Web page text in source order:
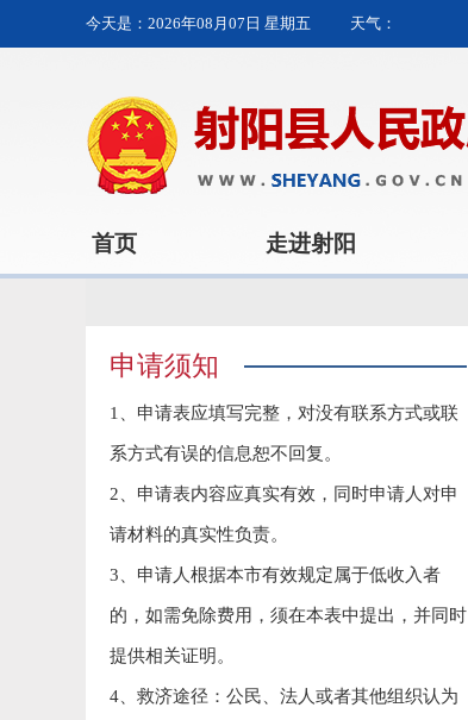
今天是： 2026年08月07日 星期五 天气：
首页 走进射阳
申请须知
1、申请表应填写完整，对没有联系方式或联
系方式有误的信息恕不回复。
2、申请表内容应真实有效，同时申请人对申
请材料的真实性负责。
3、申请人根据本市有效规定属于低收入者
的，如需免除费用，须在本表中提出，并同时
提供相关证明。
4、救济途径：公民、法人或者其他组织认为